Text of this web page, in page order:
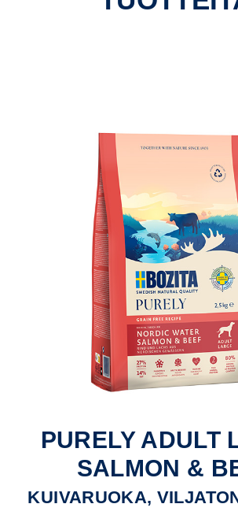
PURELY ADULT
SALMON &
KUIVARUOKA,